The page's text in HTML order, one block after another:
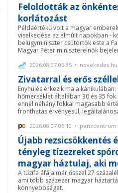
Feloldották az
korlátozást
Példaértékű volt a magyar
viselkedése az elmúlt napokban -
belügyminiszter csütörtök este a
Magyar Péter miniszterelnök
2026.08.07 05:35 • novekedes.hu
Zivatarral és erős
Enyhülés érkezik ma a
hőmérséklet általában 30 és 35
ennél néhány fokkal magasabb
fronthatás érvényesül,
2026.08.07 05:10 •
Újabb rezsicsökkentés
tényleg tízezreket
magyar háztulaj, aki
A tűzifa áfája már ősszel 27
ami több százezer magyar
könnyebbséget.